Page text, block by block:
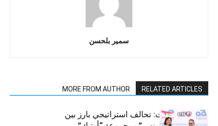
سمير بلحسن
RELATED ARTICLES
MORE FROM AUTHOR
قطاع السيارات: تحالف استراتيجي بارز بين